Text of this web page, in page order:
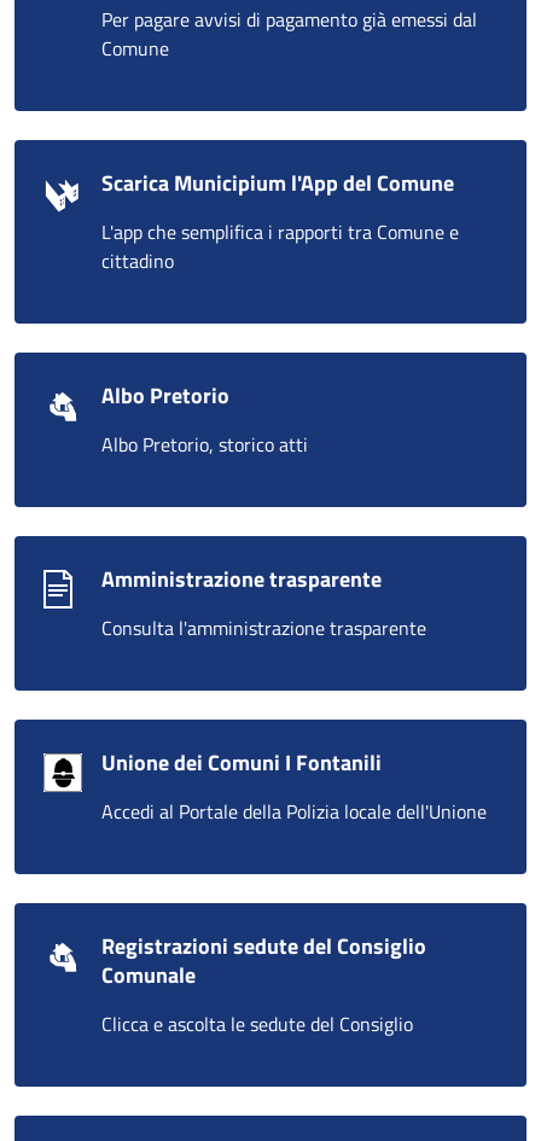
Per pagare avvisi di pagamento già emessi dal
Comune
Scarica Municipium l'App del Comune
L'app che semplifica i rapporti tra Comune e
cittadino
Albo Pretorio
Albo Pretorio, storico atti
Amministrazione trasparente
Consulta l'amministrazione trasparente
Unione dei Comuni I Fontanili
Accedi al Portale della Polizia locale dell'Unione
Registrazioni sedute del Consiglio
Comunale
Clicca e ascolta le sedute del Consiglio